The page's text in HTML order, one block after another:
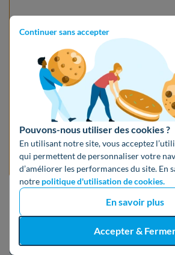
Continuer sans accepter
Pouvons-nous utiliser des cookies ?
En utilisant notre site, vous acceptez
qui permettent de personnaliser votre
d’améliorer les performances du site. En
notre politique d'utilisation de cookies.
En savoir plus
Accepter &
5 990 €pour3 kWc
9 990 €pour
12 290 €pour 9 kWc
* Prix Hello Watt 2026 pour une
panneaux solaires clé en main
administratives, matériel et
Est-il vraiment rentable
panneaux solaires ?
Oui, les panneaux solaires sont